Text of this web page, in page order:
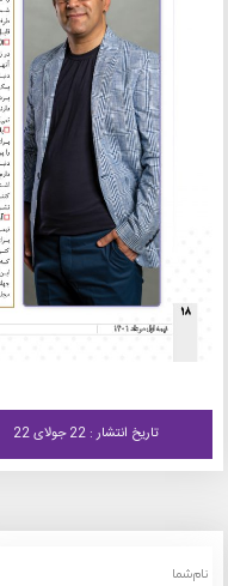
تاریخ انتشار : 22 جولای 22